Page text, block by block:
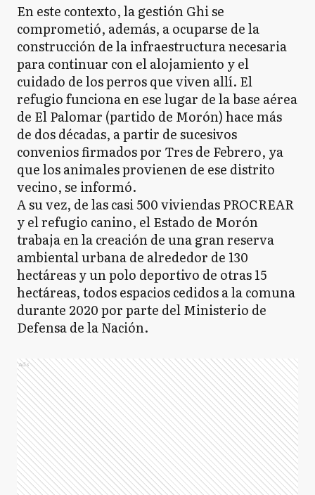
En este contexto, la gestión Ghi se
comprometió, además, a ocuparse de la
construcción de la infraestructura necesaria
para continuar con el alojamiento y el
cuidado de los perros que viven allí. El
refugio funciona en ese lugar de la base aérea
de El Palomar (partido de Morón) hace más
de dos décadas, a partir de sucesivos
convenios firmados por Tres de Febrero, ya
que los animales provienen de ese distrito
vecino, se informó.
A su vez, de las casi 500 viviendas PROCREAR
y el refugio canino, el Estado de Morón
trabaja en la creación de una gran reserva
ambiental urbana de alrededor de 130
hectáreas y un polo deportivo de otras 15
hectáreas, todos espacios cedidos a la comuna
durante 2020 por parte del Ministerio de
Defensa de la Nación.
Ads